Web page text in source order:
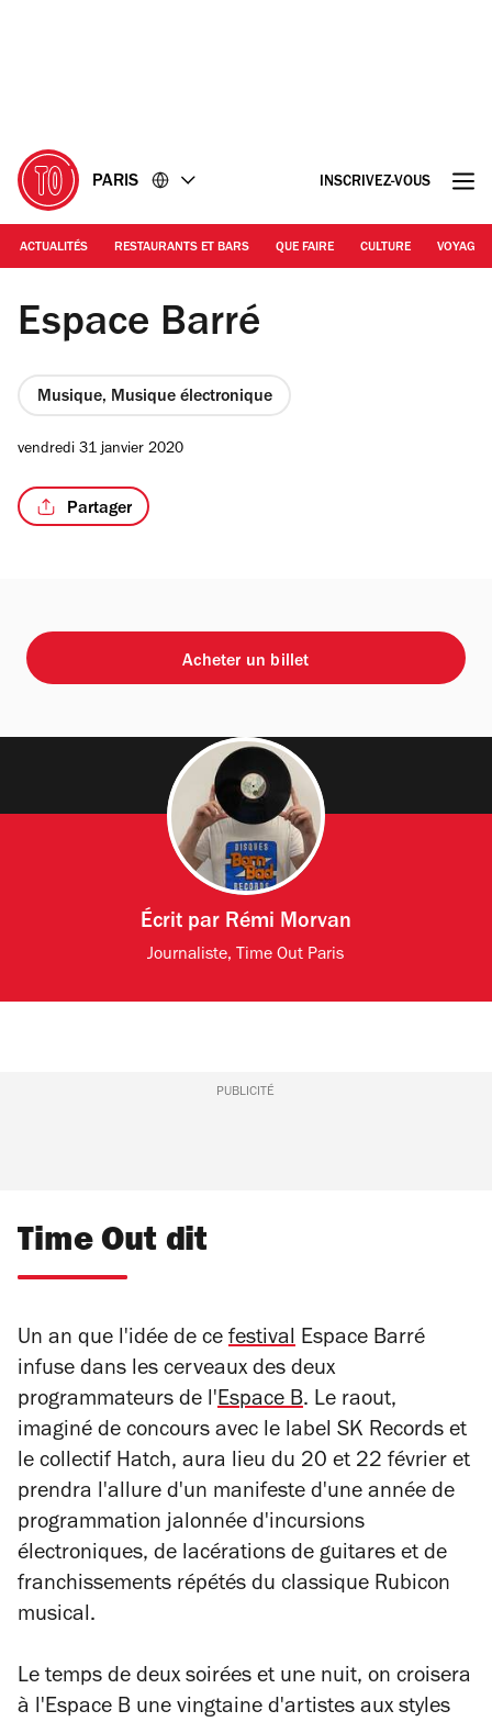
PARIS INSCRIVEZ-VOUS
ACTUALITÉS RESTAURANTS ET BARS QUE FAIRE CULTURE VOYAGE
© Raw Journey
Espace Barré
Musique, Musique électronique
vendredi 31 janvier 2020
Partager
Acheter un billet
Écrit par Rémi Morvan
Journaliste, Time Out Paris
PUBLICITÉ
Time Out dit
Un an que l'idée de ce festival Espace Barré
infuse dans les cerveaux des deux
programmateurs de l'Espace B. Le raout,
imaginé de concours avec le label SK Records et
le collectif Hatch, aura lieu du 20 et 22 février et
prendra l'allure d'un manifeste d'une année de
programmation jalonnée d'incursions
électroniques, de lacérations de guitares et de
franchissements répétés du classique Rubicon
musical.
Le temps de deux soirées et une nuit, on croisera
à l'Espace B une vingtaine d'artistes aux styles